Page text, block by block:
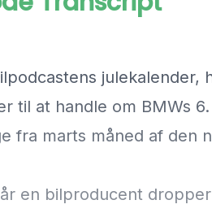
julekalender,
til at handle om BMWs
fra marts måned af den
en bilproducent dropper